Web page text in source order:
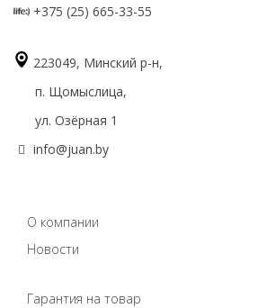
+375 (25) 665-33-55
223049, Минский р-н,
п. Щомыслица,
ул. Озёрная 1
info@juan.by
О компании
Новости
Гарантия на товар